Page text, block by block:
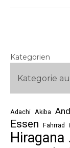
Kategorien
Adachi Akiba
Essen Fahrrad
Hiragana